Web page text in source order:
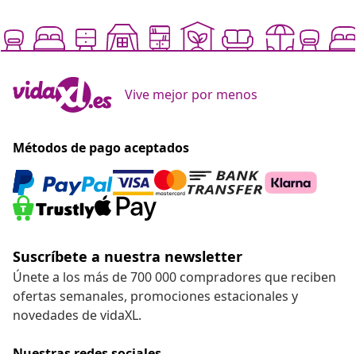
Vive mejor por menos
Métodos de pago aceptados
Suscríbete a nuestra newsletter
Únete a los más de 700 000 compradores que reciben
ofertas semanales, promociones estacionales y
novedades de vidaXL.